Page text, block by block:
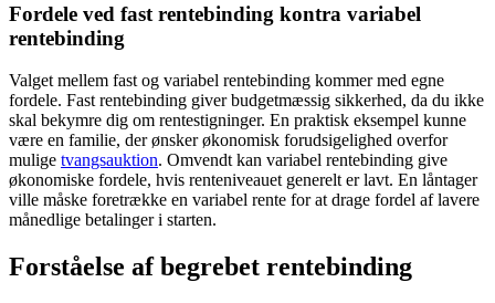
Fordele ved fast rentebinding kontra variabel
rentebinding
Valget mellem fast og variabel rentebinding kommer med egne
fordele. Fast rentebinding giver budgetmæssig sikkerhed, da du ikke
skal bekymre dig om rentestigninger. En praktisk eksempel kunne
være en familie, der ønsker økonomisk forudsigelighed overfor
mulige tvangsauktion. Omvendt kan variabel rentebinding give
økonomiske fordele, hvis renteniveauet generelt er lavt. En låntager
ville måske foretrække en variabel rente for at drage fordel af lavere
månedlige betalinger i starten.
Forståelse af begrebet rentebinding